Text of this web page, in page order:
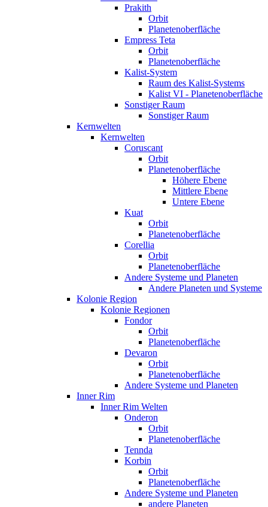
Prakith
Orbit
Planetenoberfläche
Empress Teta
Orbit
Planetenoberfläche
Kalist-System
Raum des Kalist-Systems
Kalist VI - Planetenoberfläche
Sonstiger Raum
Sonstiger Raum
Kernwelten
Kernwelten
Coruscant
Orbit
Planetenoberfläche
Höhere Ebene
Mittlere Ebene
Untere Ebene
Kuat
Orbit
Planetenoberfläche
Corellia
Orbit
Planetenoberfläche
Andere Systeme und Planeten
Andere Planeten und Systeme
Kolonie Region
Kolonie Regionen
Fondor
Orbit
Planetenoberfläche
Devaron
Orbit
Planetenoberfläche
Andere Systeme und Planeten
Inner Rim
Inner Rim Welten
Onderon
Orbit
Planetenoberfläche
Tennda
Korbin
Orbit
Planetenoberfläche
Andere Systeme und Planeten
andere Planeten